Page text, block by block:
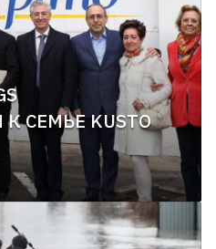
СЕМЬЕ KUSTO